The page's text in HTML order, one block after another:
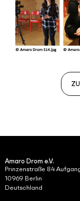
Amaro Drom e.V.
Prinzenstraße 84
10969 Berlin
Deutschland